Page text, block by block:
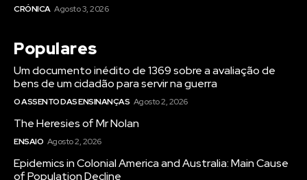
CRÓNICA Agosto 3, 2026
Populares
Um documento inédito de 1369 sobre a avaliação de
bens de um cidadão para servir na guerra
O ASSENTO DAS ENSINANÇAS Agosto 2, 2026
The Heresies of Mr Nolan
ENSAIO Agosto 2, 2026
Epidemics in Colonial America and Australia: Main Cause
of Population Decline